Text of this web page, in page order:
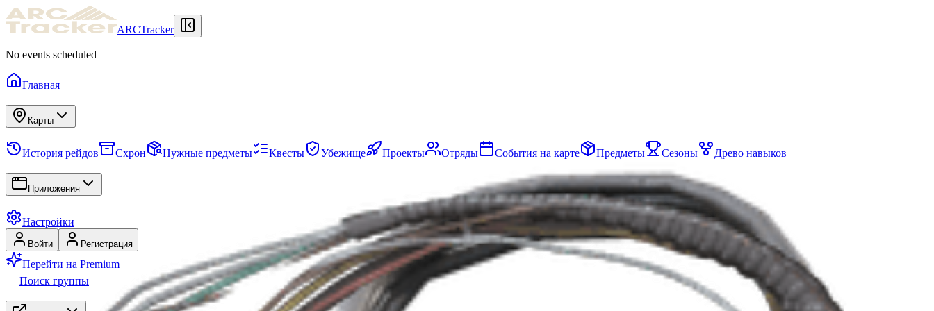
ARCTracker
No events scheduled
Главная
Карты
История рейдов Схрон Нужные предметы Квесты Убежище Проекты Отряды События на карте Предметы Сезоны Древо навыков
Приложения
Настройки
Войти Регистрация
Перейти на Premium
Поиск группы